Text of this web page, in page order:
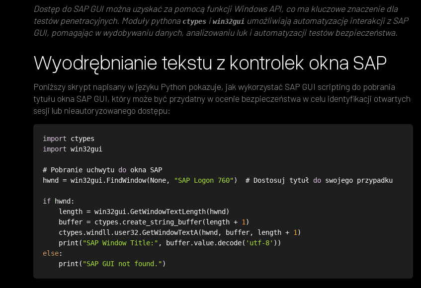
Dostęp do SAP GUI można uzyskać za pomocą funkcji Windows API, co ma kluczowe znaczenie dla
testów penetracyjnych. Moduły pythona ctypes iwin32gui umożliwiają automatyzację interakcji z SAP
GUI, pomagając w wydobywaniu danych, analizowaniu luk i automatyzacji testów bezpieczeństwa.
Wyodrębnianie tekstu z kontrolek okna SAP
Poniższy skrypt napisany w języku Python pokazuje, jak wykorzystać SAP GUI scripting do pobrania
tytułu okna SAP GUI, który może być przydatny w ocenie bezpieczeństwa w celu identyfikacji otwartych
sesji lub nieautoryzowanego dostępu:
import
import
# Pobranie uchwytu do
hwnd = win32gui.FindWindow(None,
"SAP Logon 760")  # Dostosuj tytuł do
if
    buffer = ctypes.create_string_buffer(length +
1
    ctypes.windll.user32.GetWindowTextA(hwnd, buffer, length +
1
    print(
"SAP Window Title:" , buffer.value.decode( 'utf-8'
else
    print(
"SAP GUI not found.")